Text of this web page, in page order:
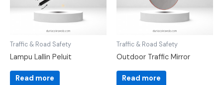
Traffic & Road Safety
Lampu Lallin Peluit
Read more
Traffic & Road Safety
Outdoor Traffic Mirror
Read more